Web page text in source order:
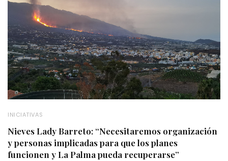
INICIATIVAS
Nieves Lady Barreto: “Necesitaremos organización
y personas implicadas para que los planes
funcionen y La Palma pueda recuperarse”